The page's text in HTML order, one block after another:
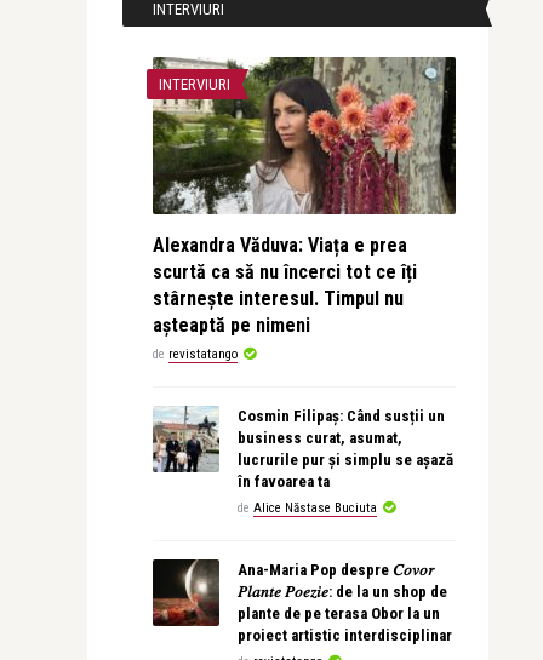
INTERVIURI
INTERVIURI
Alexandra Văduva: Viața e prea
scurtă ca să nu încerci tot ce îți
stârnește interesul. Timpul nu
așteaptă pe nimeni
de revistatango
Cosmin Filipaș: Când susții un
business curat, asumat,
lucrurile pur și simplu se așază
în favoarea ta
de Alice Năstase Buciuta
Ana-Maria Pop despre 𝐶𝑜𝑣𝑜𝑟
𝑃𝑙𝑎𝑛𝑡𝑒 𝑃𝑜𝑒𝑧𝑖𝑒: de la un shop de
plante de pe terasa Obor la un
proiect artistic interdisciplinar